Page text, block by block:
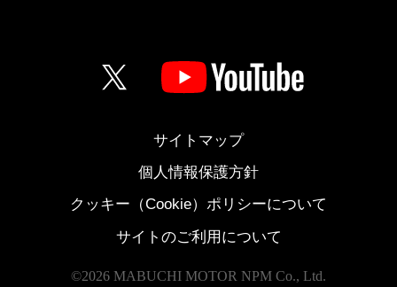
サイトマップ
個人情報保護方針
クッキー（Cookie）ポリシーについて
サイトのご利用について
©2026 MABUCHI MOTOR NPM Co., Ltd.